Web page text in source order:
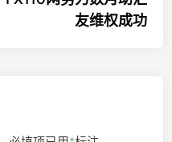
友维权成功